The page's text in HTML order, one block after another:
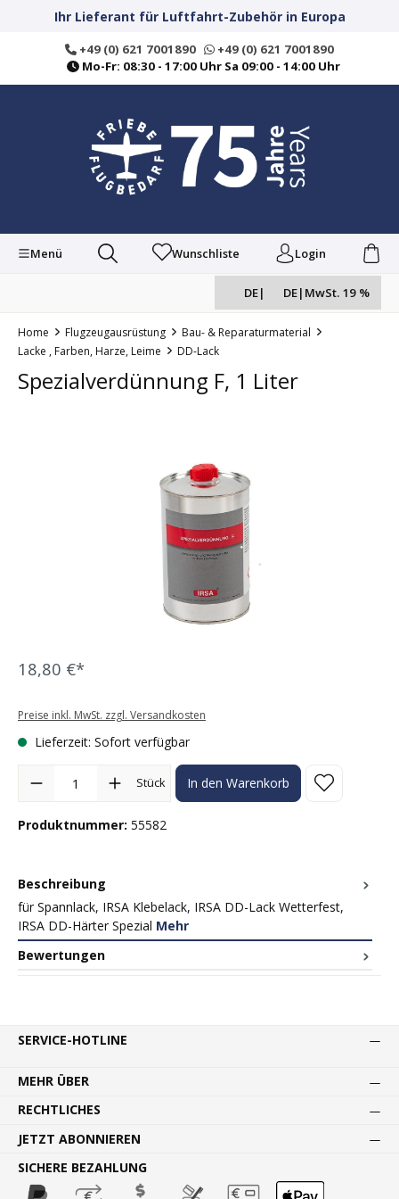
springenIhr Lieferant für Luftfahrt-Zubehör in Europa
+49 (0) 621 7001890
+49 (0) 621 7001890
Mo-Fr: 08:30 - 17:00 Uhr Sa 09:00 - 14:00 Uhr
Menü Wunschliste Login
DE| DE| MwSt. 19 %
Home Flugzeugausrüstung
Bau- & Reparaturmaterial
Lacke , Farben, Harze, Leime
DD-Lack
Spezialverdünnung F, 1 Liter
18,80 €*
Preise inkl. MwSt. zzgl. Versandkosten
Lieferzeit: Sofort verfügbar
Produkt Anzahl: Gib den gewünschten Wert ein oder benutze die
Stück In den Warenkorb
Produktnummer: 55582
Beschreibung
für Spannlack, IRSA Klebelack, IRSA DD-Lack Wetterfest,
IRSA DD-Härter Spezial Mehr
Bewertungen
SERVICE-HOTLINE
MEHR ÜBER
RECHTLICHES
JETZT ABONNIEREN
SICHERE BEZAHLUNG